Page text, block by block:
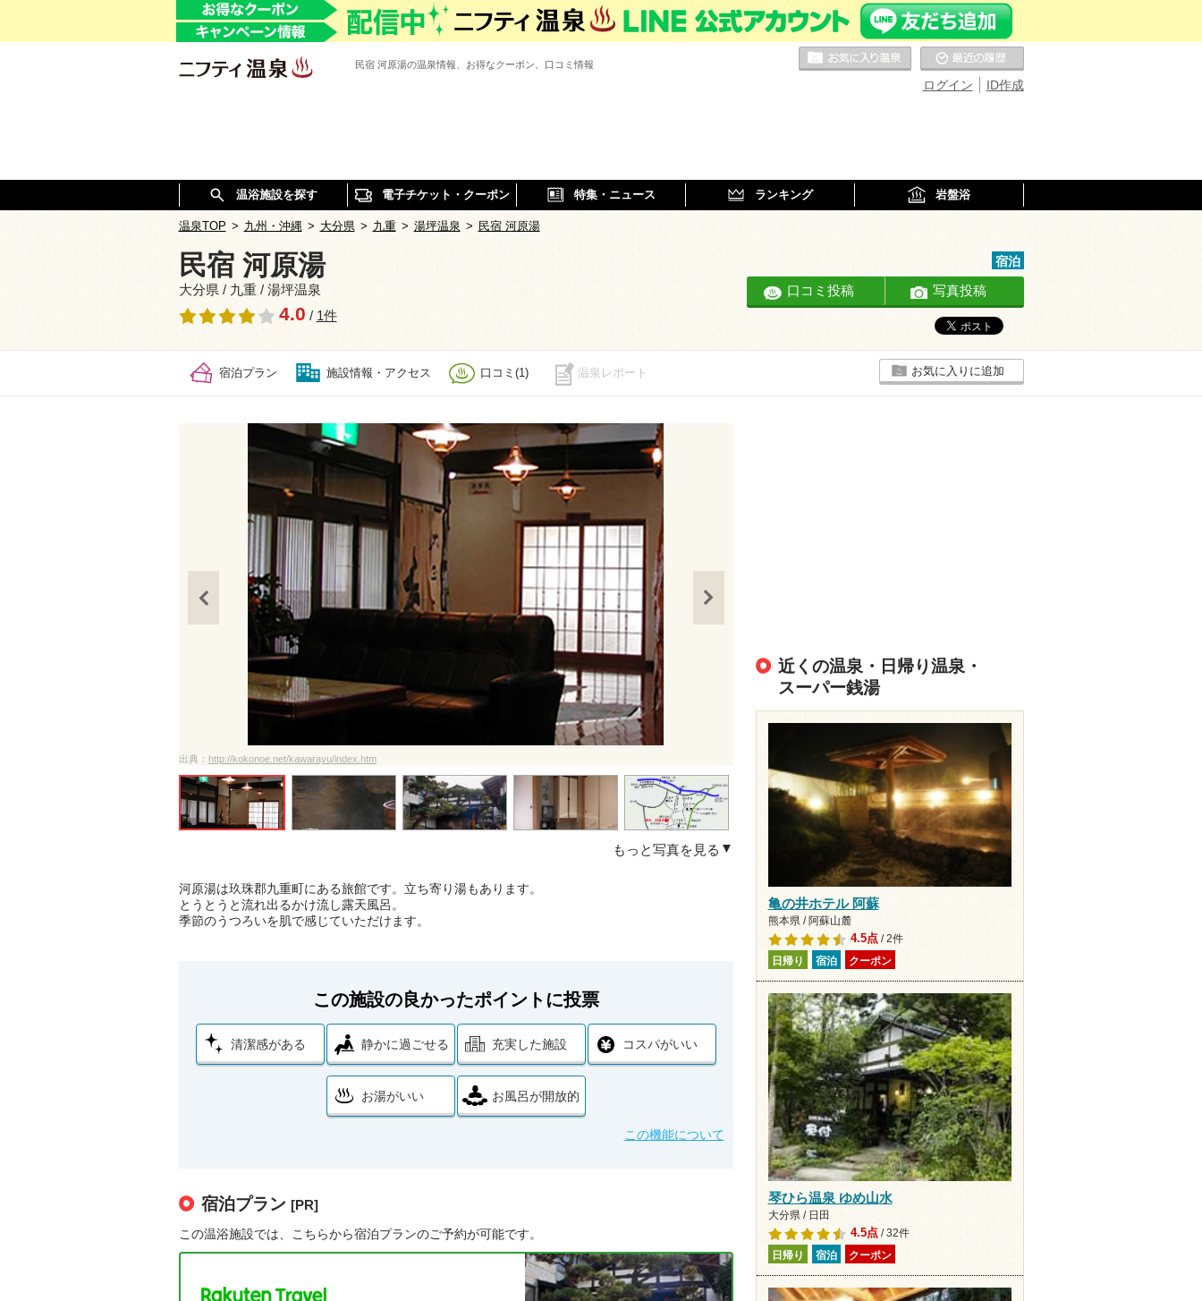
民宿 河原湯の温泉情報、お得なクーポン、口コミ情報
ID作成
ログイン
お気に入りの温泉
温浴施設を探す 電子チケット・クーポン 特集・ニュース ランキング 岩盤浴
温泉TOP > 九州・沖縄 > 大分県 > 九重 > 湯坪温泉 > 民宿 河原湯
民宿 河原湯
大分県 / 九重 / 湯坪温泉
4.0 / 1件
宿泊
口コミ投稿 写真投稿
宿泊プラン 施設情報・アクセス 口コミ(1) 温泉レポート お気に入りに追加
出典： http://kokonoe.net/kawarayu/index.htm http://kokonoe.net/kawarayu/spa.htm
もっと写真を見る
河原湯は玖珠郡九重町にある旅館です。立ち寄り湯もあります。
とうとうと流れ出るかけ流し露天風呂。
季節のうつろいを肌で感じていただけます。
この施設の良かったポイントに投票
清潔感がある 静かに過ごせる 充実した施設 コスパがいい
お湯がいい お風呂が開放的
この機能について
宿泊プラン [PR]
この温浴施設では、こちらから宿泊プランのご予約が可能です。
近くの温泉・日帰り温泉・
スーパー銭湯
亀の井ホテル 阿蘇
熊本県 / 阿蘇山麓
4.5点/ 2件
日帰り 宿泊 クーポン
琴ひら温泉 ゆめ山水
大分県 / 日田
4.5点/ 32件
日帰り 宿泊 クーポン